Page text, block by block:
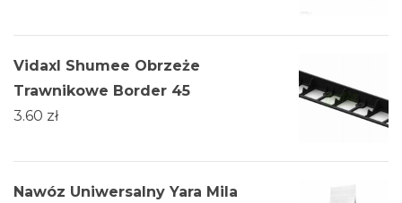
Vidaxl Shumee Obrzeże
Trawnikowe Border 45
3.60 zł
Nawóz Uniwersalny Yara Mila